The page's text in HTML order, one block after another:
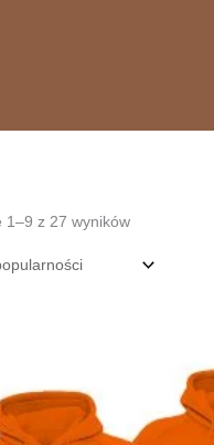
1–9 z 27 wynikówPosortowane